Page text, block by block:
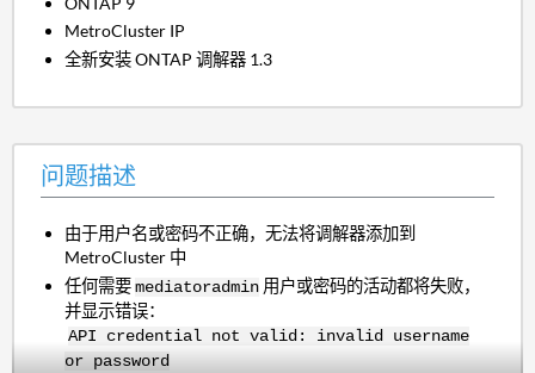
MetroCluster IP
全新安装 ONTAP 调解器 1.3
问题描述
由于用户名或密码不正确，无法将调解器添加到
MetroCluster 中
任何需要mediatoradmin 用户或密码的活动都将失败，
并显示错误：
API credential not valid: invalid username
or password